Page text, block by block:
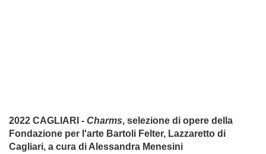
2022 CAGLIARI - Charms, selezione di opere della
Fondazione per l'arte Bartoli Felter, Lazzaretto di
Cagliari, a cura di Alessandra Menesini